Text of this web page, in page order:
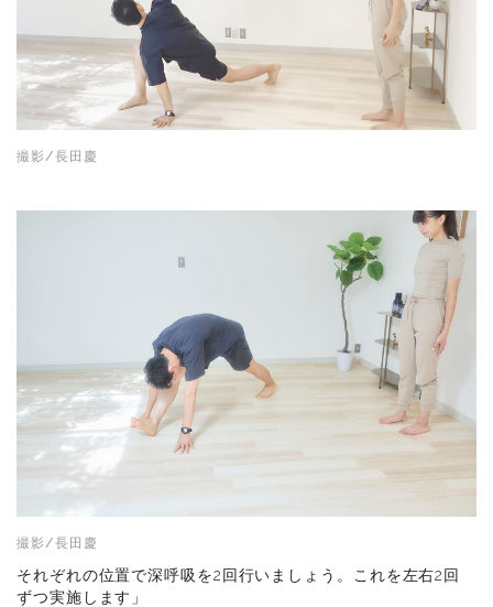
撮影/長田慶
撮影/長田慶
それぞれの位置で深呼吸を2回行いましょう。これを左右2回
ずつ実施します」